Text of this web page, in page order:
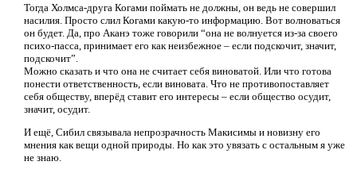
Тогда Холмса-друга Когами поймать не должны, он ведь не совершил
насилия. Просто слил Когами какую-то информацию. Вот волноваться
он будет. Да, про Аканэ тоже говорили “она не волнуется из-за своего
психо-пасса, принимает его как неизбежное – если подскочит, значит,
подскочит”.
Можно сказать и что она не считает себя виноватой. Или что готова
понести ответственность, если виновата. Что не противопоставляет
себя обществу, вперёд ставит его интересы – если общество осудит,
значит, осудит.
И ещё, Сибил связывала непрозрачность Макисимы и новизну его
мнения как вещи одной природы. Но как это увязать с остальным я уже
не знаю.